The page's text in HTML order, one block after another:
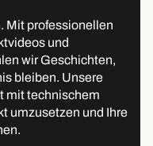
Mit professionellen
und
wir Geschichten,
bleiben. Unsere
mit technischem
umzusetzen und Ihre